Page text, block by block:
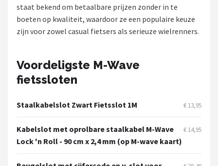
Basil
ABUS
New Looxs
BBB Cycling
staat bekend om betaalbare prijzen zonder in te
boeten op kwaliteit, waardoor ze een populaire keuze
zijn voor zowel casual fietsers als serieuze wielrenners.
Voordeligste M-Wave
fietssloten
Staalkabelslot Zwart Fietsslot 1M € 13,95
Kabelslot met oprolbare staalkabel M-Wave
Lock 'n Roll - 90 cm x 2,4 mm (op M-wave kaart)
€ 14,95